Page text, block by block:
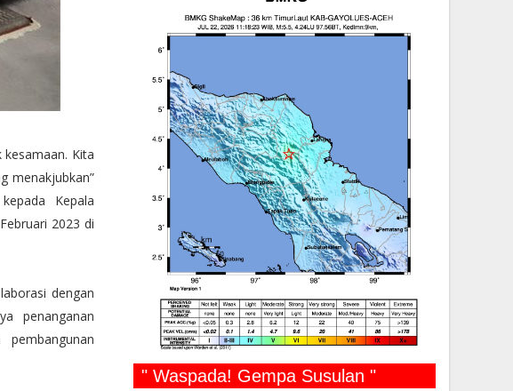
kesamaan. Kita
menakjubkan”
Kepala
2023 di
dengan
penanganan
" Waspada! Gempa Susulan "